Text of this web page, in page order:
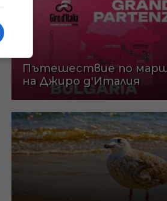
Пътешествие по
на Джиро д'Италия